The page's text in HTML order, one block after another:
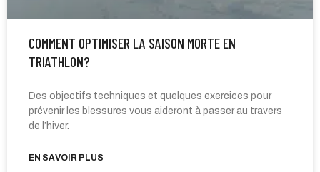
COMMENT OPTIMISER LA SAISON MORTE EN
TRIATHLON?
Des objectifs techniques et quelques exercices pour
prévenir les blessures vous aideront à passer au travers
de l’hiver.
EN SAVOIR PLUS